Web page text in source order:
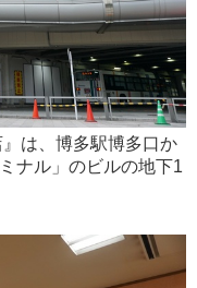
』は、博多駅博多口か
ナル」のビルの地下1